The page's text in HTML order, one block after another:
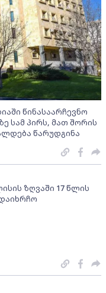
წინასაარჩევნო
სამ პირს, მათ შორის
წარუდგინა
ზღვაში 17 წლის